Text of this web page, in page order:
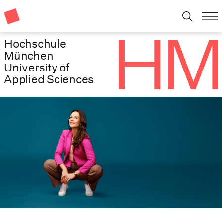
Hochschule
München
University of
Applied Sciences